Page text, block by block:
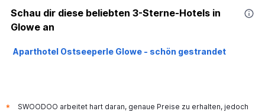
Schau dir diese beliebten 3-Sterne-Hotels in
Glowe an
Aparthotel Ostseeperle Glowe - schön gestrandet
* SWOODOO arbeitet hart daran, genaue Preise zu erhalten, jedoch